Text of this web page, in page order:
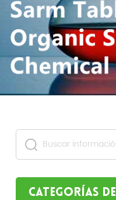
Categorías de